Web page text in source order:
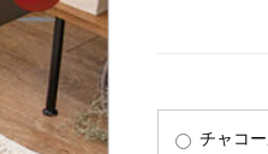
チャコ